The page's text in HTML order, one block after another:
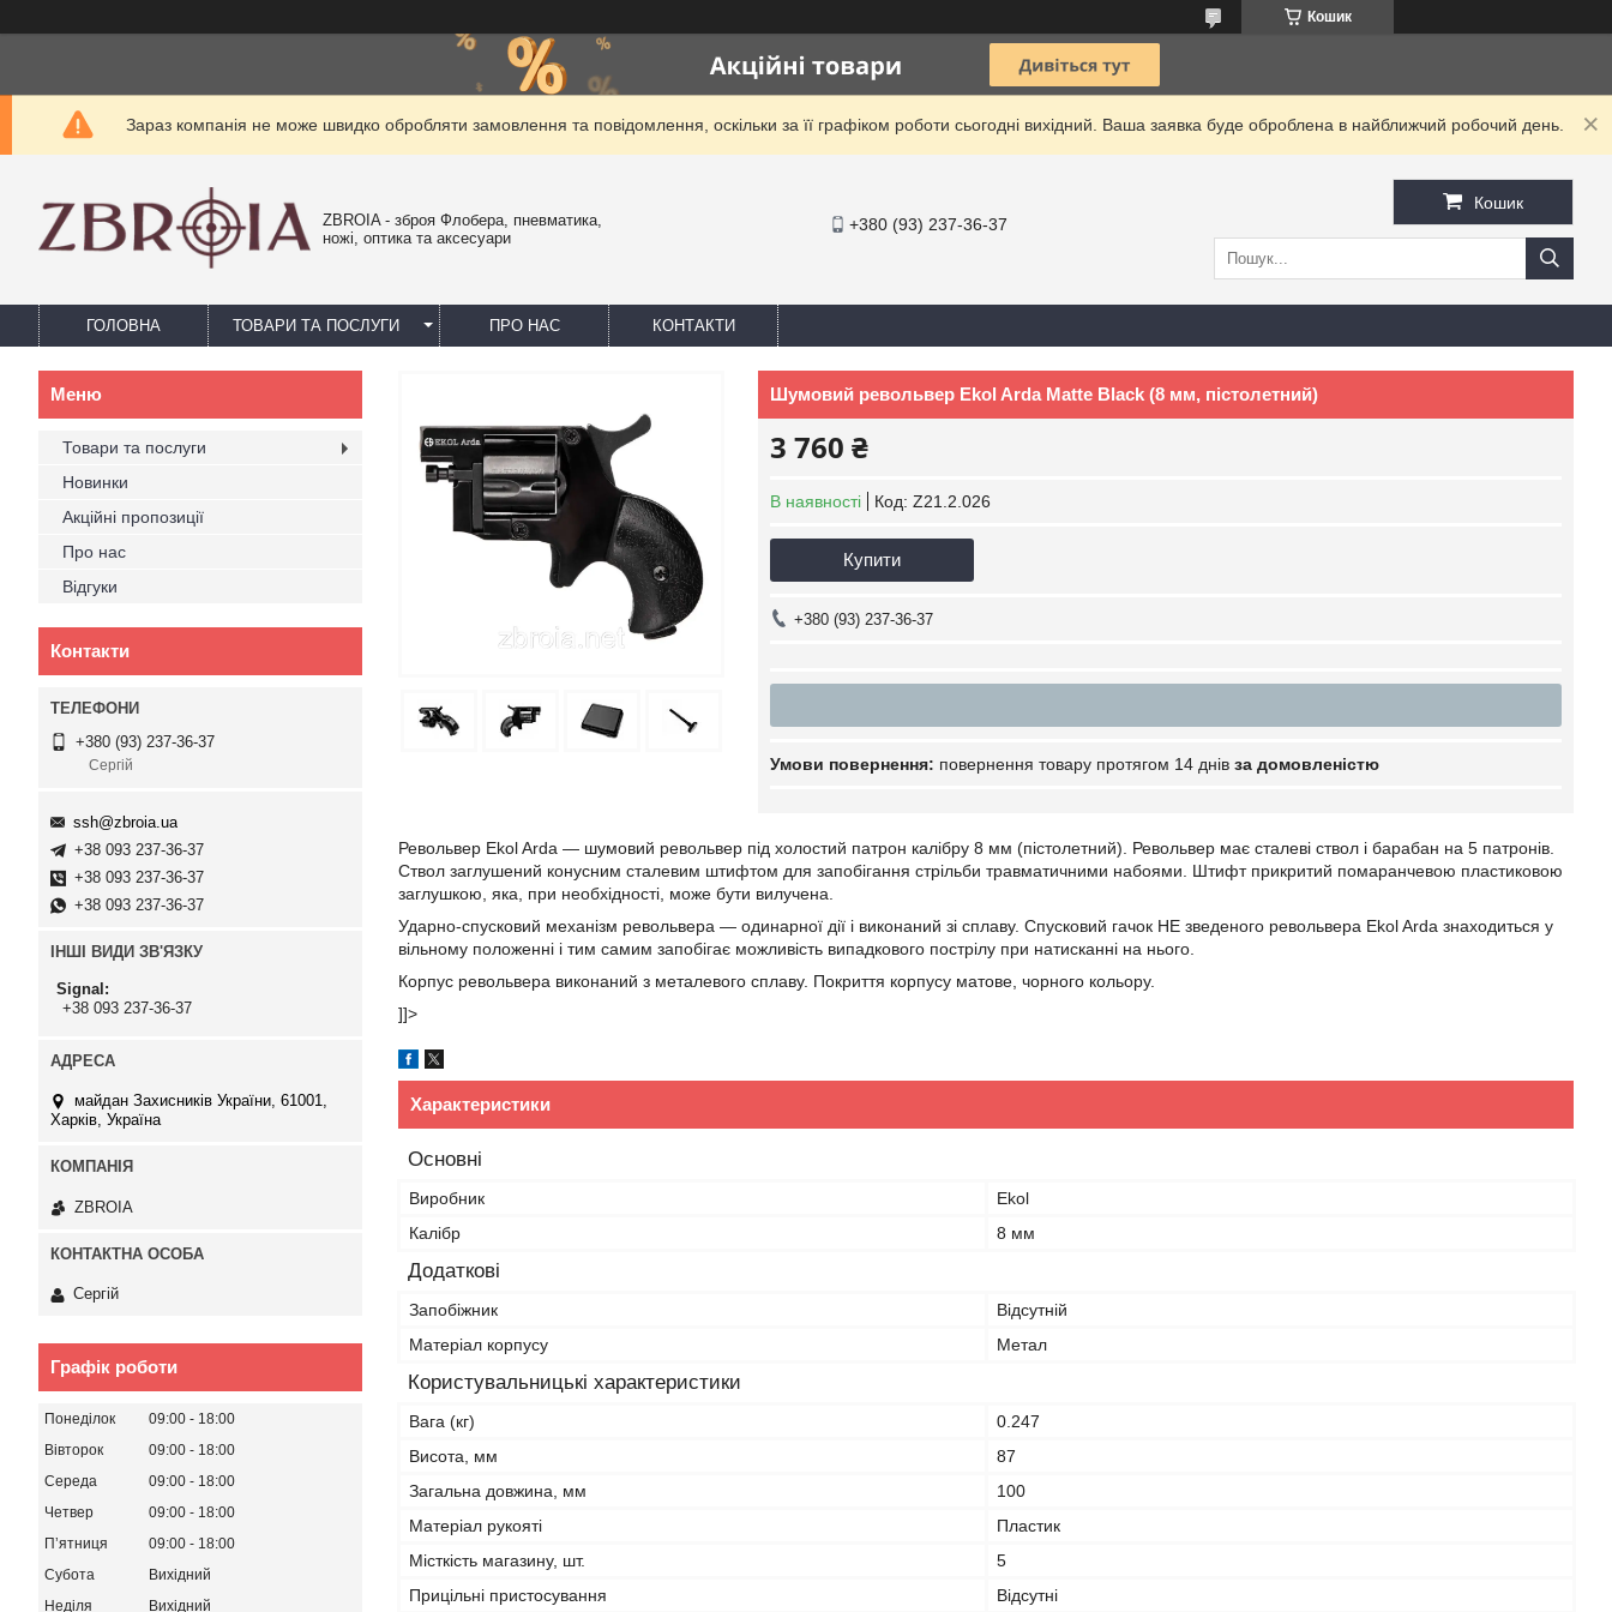
Кошик
Зараз компанія не може швидко обробляти замовлення та повідомлення, оскільки за її графіком роботи сьогодні вихідний. Ваша заявка буде оброблена в найближчий робочий день.
ZBROIA - зброя Флобера, пневматика,
ножі, оптика та аксесуари
+380 (93) 237-36-37
Кошик
ГОЛОВНА ТОВАРИ ТА ПОСЛУГИ ПРО НАС КОНТАКТИ
Шумовий револьвер Ekol Arda Matte Black (8 мм, пістолетний)
3 760 ₴
В наявності Код: Z21.2.026
Купити
+380 (93) 237-36-37
повернення товару протягом 14 днів за домовленістю
Револьвер Ekol Arda — шумовий револьвер під холостий патрон калібру 8 мм (пістолетний). Револьвер має сталеві ствол і барабан на 5 патронів.
Ствол заглушений конусним сталевим штифтом для запобігання стрільби травматичними набоями. Штифт прикритий помаранчевою пластиковою
заглушкою, яка, при необхідності, може бути вилучена.
Ударно-спусковий механізм револьвера — одинарної дії і виконаний зі сплаву. Спусковий гачок НЕ зведеного револьвера Ekol Arda знаходиться у
вільному положенні і тим самим запобігає можливість випадкового пострілу при натисканні на нього.
Корпус револьвера виконаний з металевого сплаву. Покриття корпусу матове, чорного кольору.
]]>
Характеристики
Основні
Виробник
Ekol
Калібр
8 мм
Додаткові
Запобіжник
Відсутній
Матеріал корпусу
Метал
Користувальницькі характеристики
Вага (кг)
0.247
Висота, мм
87
Загальна довжина, мм
100
Матеріал рукояті
Пластик
Місткість магазину, шт.
5
Прицільні пристосування
Відсутні
Товари та послуги
Новинки
Акційні пропозиції
Про нас
Відгуки
Контакти
+380 (93) 237-36-37
Сергій
ssh@zbroia.ua
+38 093 237-36-37
+38 093 237-36-37
+38 093 237-36-37
ІНШІ ВИДИ ЗВ'ЯЗКУ
Signal
+38 093 237-36-37
майдан Захисників України, 61001,
Харків, Україна
ZBROIA
Сергій
Графік роботи
Понеділок 09:00
18:00
Вівторок
09:00
18:00
Середа
09:00
18:00
Четвер
09:00
18:00
Пʼятниця
09:00
18:00
Субота
Вихідний
Неділя
Вихідний